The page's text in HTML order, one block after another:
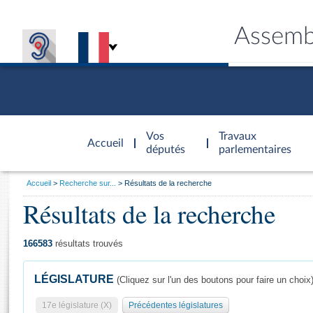
Accueil
d'accueil
Vos
députés
Travaux
parlementaires
Général
Vous
Accueil Recherche sur... Résultats de la recherche
Résultats de la recherche
166583 résultats trouvés
LÉGISLATURE (Cliquez sur l'un des boutons pour faire un choix)
17e législature (X) Précédentes législatures